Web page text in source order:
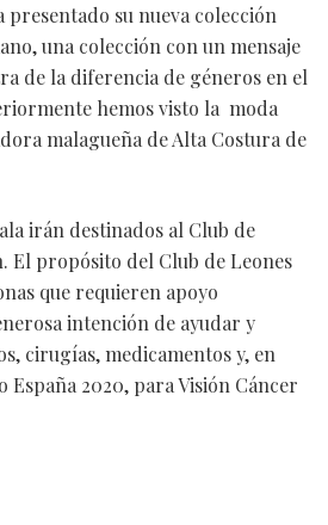
presentado su nueva colección
una colección con un mensaje
de la diferencia de géneros en el
hemos visto la moda
malagueña de Alta Costura de
irán destinados al Club de
El propósito del Club de Leones
que requieren apoyo
intención de ayudar y
cirugías, medicamentos y, en
España 2020, para Visión Cáncer